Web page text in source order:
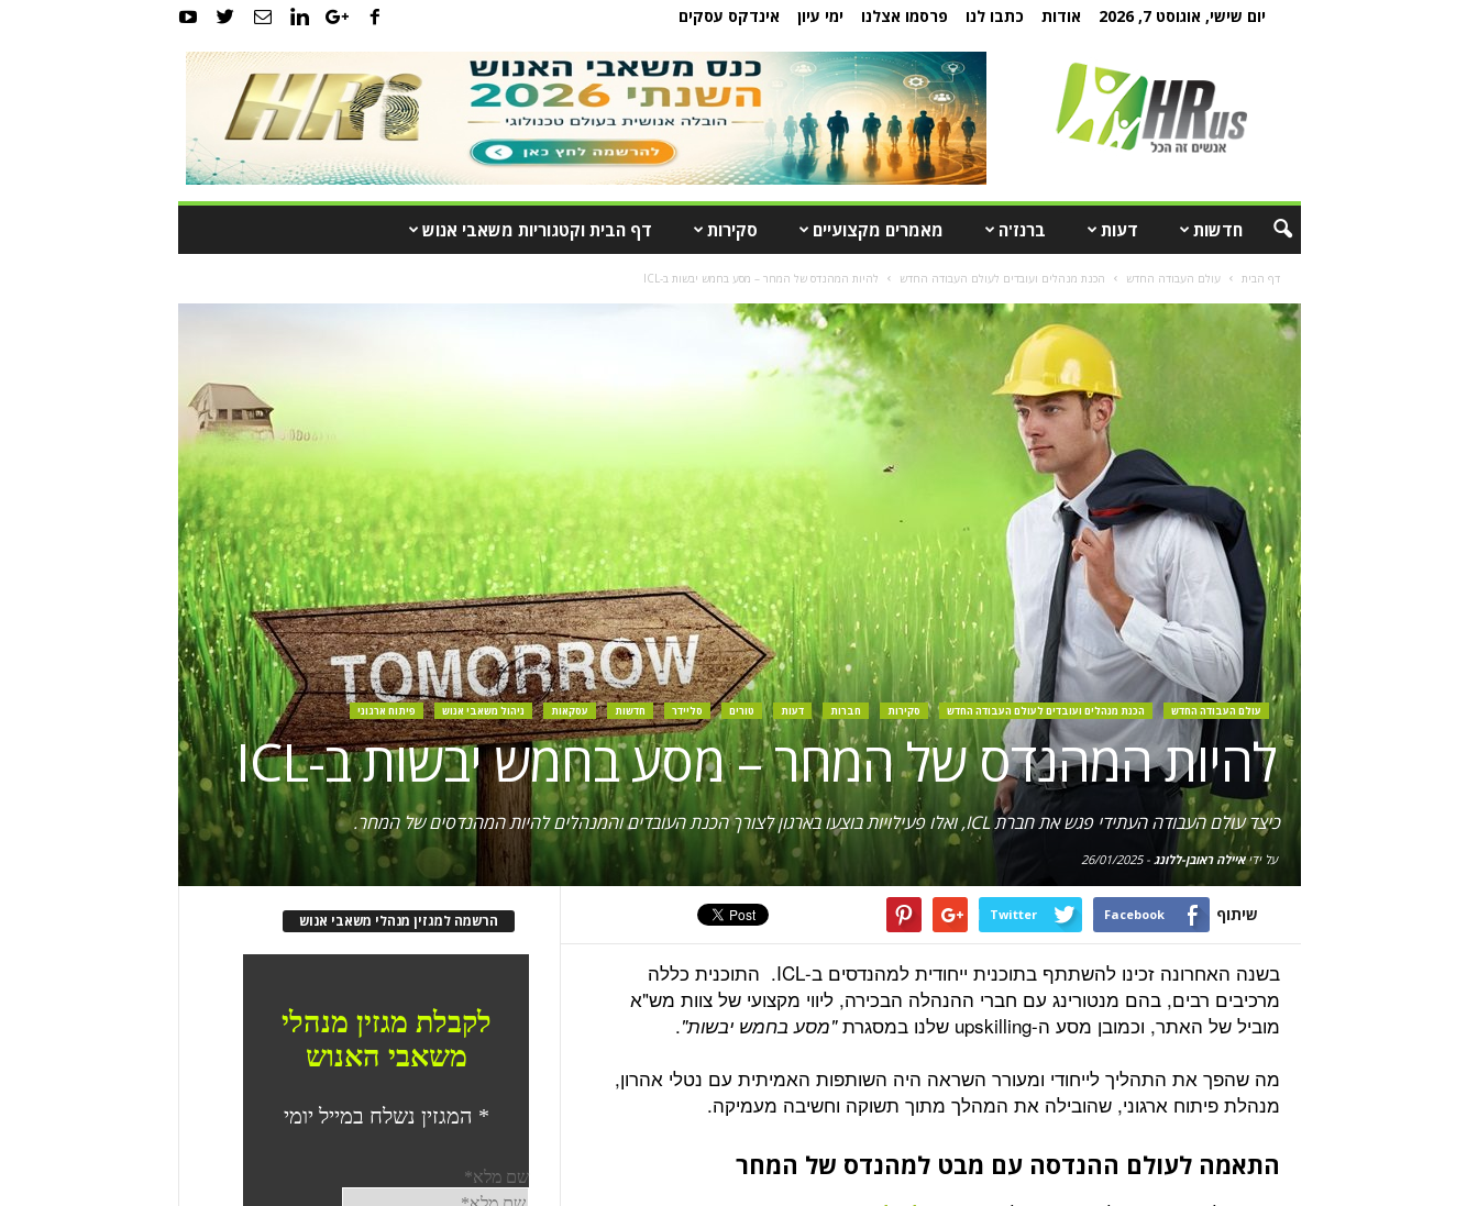
יום שישי, אוגוסט 7, 2026 אודות כתבו לנו פרסמו אצלנו ימי עיון אינדקס עסקים
חדשות דעות ברנז'ה מאמרים מקצועיים סקירות דף הבית וקטגוריות משאבי אנוש
דף הבית עולם העבודה החדש הכנת מנהלים ועובדים לעולם העבודה החדש להיות המהנדס של המחר – מסע בחמש יבשות ב-ICL
עולם העבודה החדש הכנת מנהלים ועובדים לעולם העבודה החדש סקירות חברות דעות טורים סליידר חדשות עסקאות ניהול משאבי אנוש פיתוח ארגוני
להיות המהנדס של המחר – מסע בחמש יבשות ב-ICL
כיצד עולם העבודה העתידי פגש את חברת ICL, ואלו פעילויות בוצעו בארגון לצורך הכנת העובדים והמנהלים להיות המהנדסים של המחר.
על ידיאיילה ראובן-ללונג -
26/01/2025
שיתוף Facebook
Twitter
בשנה האחרונה זכינו להשתתף בתוכנית ייחודית למהנדסים ב-ICL. התוכנית כללה
מרכיבים רבים, בהם מנטורינג עם חברי ההנהלה הבכירה, ליווי מקצועי של צוות מש"א
מוביל של האתר, וכמובן מסע ה-upskilling שלנו במסגרת
"מסע בחמש יבשות"
.
מה שהפך את התהליך לייחודי ומעורר השראה היה השותפות האמיתית עם נטלי אהרון,
מנהלת פיתוח ארגוני, שהובילה את המהלך מתוך תשוקה וחשיבה מעמיקה.
התאמה לעולם ההנדסה עם מבט למהנדס של המחר
הרשמה למגזין מנהלי משאבי אנוש